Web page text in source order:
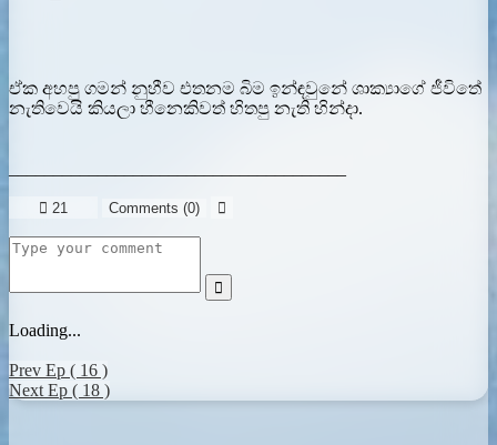
ඒක අහපු ගමන් නුහීව එතනම බිම ඉන්ඳවුනේ ශාක්‍යාගේ ජීවිතේ
නැතිවෙයි කියලා හීනෙකිවත් හිතපු නැති හින්දා.
 21 Comments (0) 

Loading...
Prev Ep ( 16 )
Next Ep ( 18 )